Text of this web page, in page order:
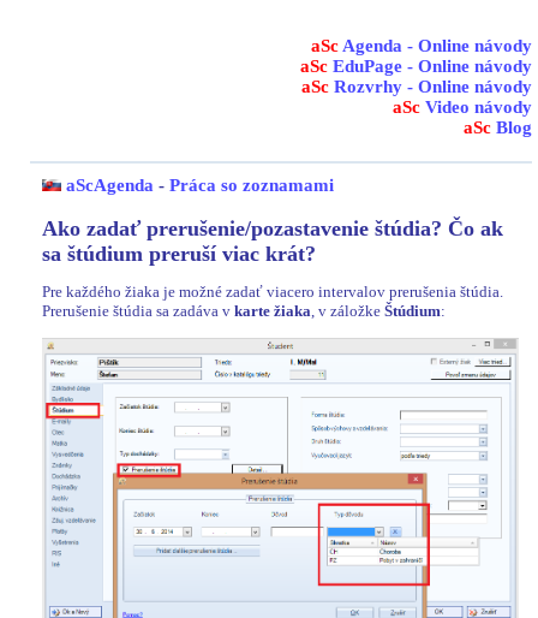
aSc Agenda - Online návody
aSc EduPage - Online návody
aSc Rozvrhy - Online návody
aSc Video návody
aSc Blog
aScAgenda - Práca so zoznamami
Ako zadať prerušenie/pozastavenie štúdia? Čo ak
sa štúdium preruší viac krát?
Pre každého žiaka je možné zadať viacero intervalov prerušenia štúdia.
Prerušenie štúdia sa zadáva v karte žiaka, v záložke Štúdium: